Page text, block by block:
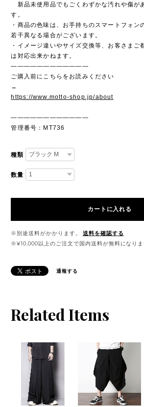
新品未使用品でもごくわずかな汚れや傷が
す。
・商品の色味は、お手持ちのスマートフォン
若干異なる場合がございます。
・イメージ違いやサイズ交換等、お客さまご
は対応出来かねます。
————————————
ご購入前にこちらをお読みください
→
https://www.motto-shop.jp/about
————————————
管理番号：MT736
種類
数量
カートに入れる
※別途送料がかかります。
送料を確認する
※¥10,000以上のご注文で国内送料が無料になりま
通報する
Related Items